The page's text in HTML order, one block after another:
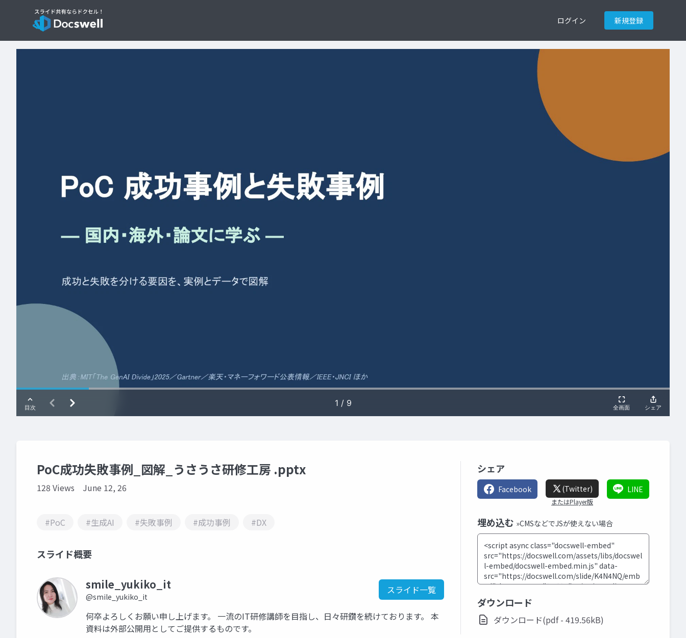
ログイン 新規登録
PoC成功失敗事例_図解_うさうさ研修工房 .pptx
128 Views June 12, 26
#PoC #生成AI #失敗事例 #成功事例 #DX
スライド概要
smile_yukiko_it
@smile_yukiko_it
スライド一覧
何卒よろしくお願い申し上げます。 一流のIT研修講師を目指し、日々研鑽を続けております。 本
資料は外部公開用としてご提供するものです。
シェア
Facebook (Twitter)
またはPlayer版
LINE
埋め込む »CMSなどでJSが使えない場合
ダウンロード
ダウンロード(pdf - 419.56kB)